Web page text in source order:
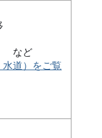
など
道）をご覧